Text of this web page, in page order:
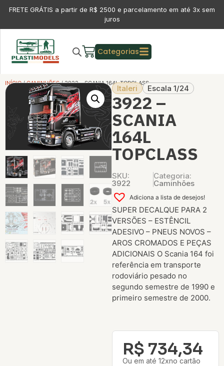
FRETE GRÁTIS a partir de R$ 2500 e parcelamento em até 3x sem
juros
Categorias
INÍCIO/CAMINHÕES/ 3922 – SCANIA 164L TOPCLASS
Italeri Escala 1/24
3922 –
SCANIA
164L
TOPCLASS
SKU:
3922
Categoria:
Caminhões
Adiciona a lista de desejos!
SUPER DECALQUE PARA 2
VERSÕES – ESTÊNCIL
ADESIVO – PNEUS NOVOS –
AROS CROMADOS E PEÇAS
ADICIONAIS O Scania 164 foi
referência em transporte
rodoviário pesado no
segundo semestre de 1990 e
primeiro semestre de 2000.
R$ 734,34
Ou em até 12xno cartão